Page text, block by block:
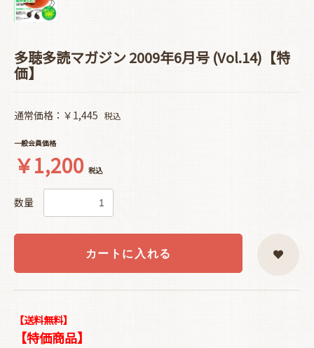
多聴多読マガジン 2009年6月号 (Vol.14)【特
価】
通常価格：￥1,445 税込
一般会員価格
￥1,200 税込
数量
カートに入れる
【送料無料】
【特価商品】